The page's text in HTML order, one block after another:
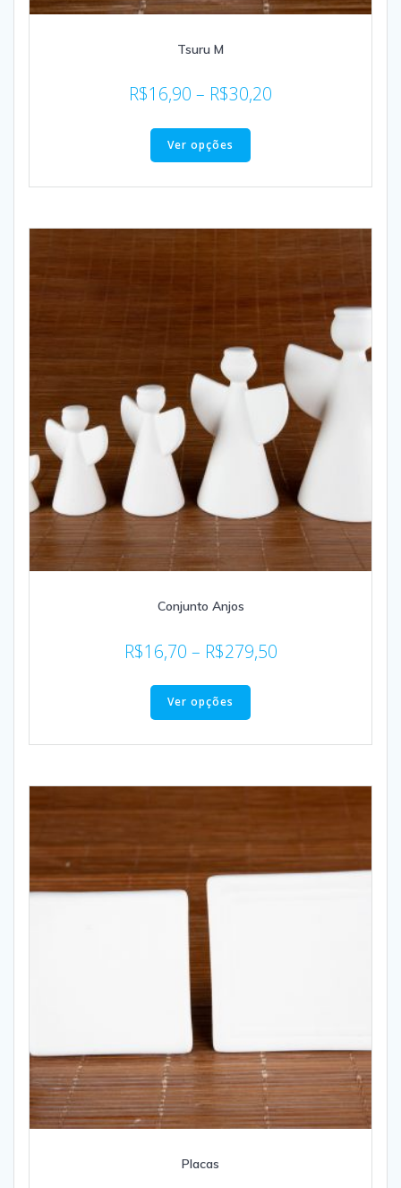
Tsuru M
R$16,90 – R$30,20
Ver opções
Conjunto Anjos
R$16,70 – R$279,50
Ver opções
Placas